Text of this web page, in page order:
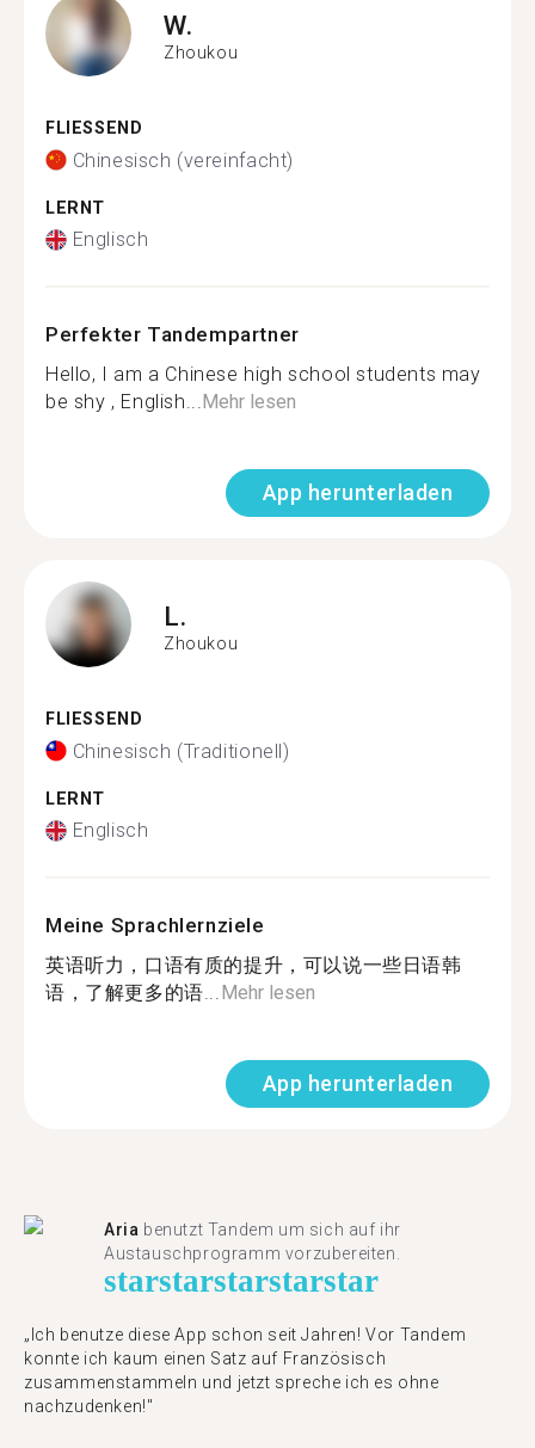
W.
Zhoukou
FLIESSEND
Chinesisch (vereinfacht)
LERNT
Englisch
Perfekter Tandempartner
Hello, I am a Chinese high school students may
be shy , English...Mehr lesen
App herunterladen
L.
Zhoukou
FLIESSEND
Chinesisch (Traditionell)
LERNT
Englisch
Meine Sprachlernziele
英语听力，口语有质的提升，可以说一些日语韩
语，了解更多的语...Mehr lesen
App herunterladen
Aria benutzt Tandem um sich auf ihr
Austauschprogramm vorzubereiten.
starstarstarstarstar
„Ich benutze diese App schon seit Jahren! Vor Tandem
konnte ich kaum einen Satz auf Französisch
zusammenstammeln und jetzt spreche ich es ohne
nachzudenken!"